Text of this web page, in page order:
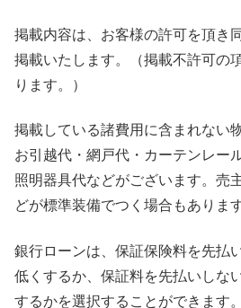
掲載内容は、お客様の許可を頂き
掲載いたします。（掲載不許可の
ります。）
掲載している諸費用に含まれない
お引越代・網戸代・カーテンレー
照明器具代などがございます。売
どが標準装備でつく場合もあります
銀行ローンは、保証保険料を先払
低くするか、保証料を先払いしな
するかを選択することができます